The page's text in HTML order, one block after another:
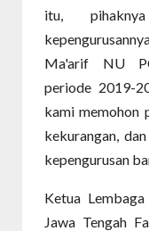
itu,
Ma'arif NU
periode 2019-
kami memohon
kekurangan,
kepengurusan
Ketua
Jawa Tengah